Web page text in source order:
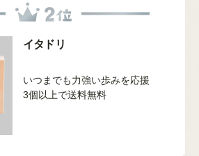
イタドリ
いつまでも力強い歩みを応援
3個以上で送料無料